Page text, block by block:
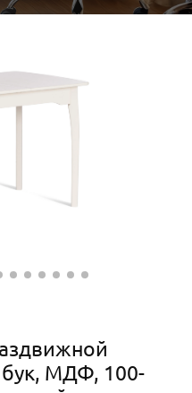
бук, МДФ, 100-